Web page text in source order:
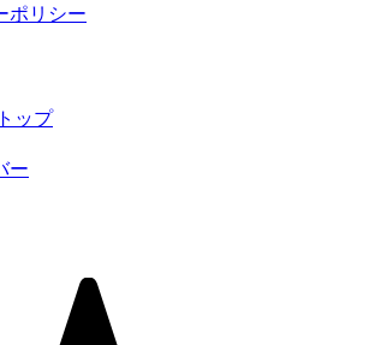
ポリシー
ップ
ー